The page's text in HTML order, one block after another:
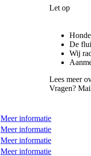
Let op
De
Wij
Lees meer
Vragen?
Meer informatie
Meer informatie
Meer informatie
Meer informatie